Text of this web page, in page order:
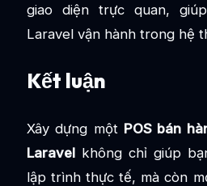
giao diện trực quan,
Laravel vận hành trong hệ
Kết luận
Xây dựng một POS bán
Laravel không chỉ giúp
lập trình thực tế, mà còn